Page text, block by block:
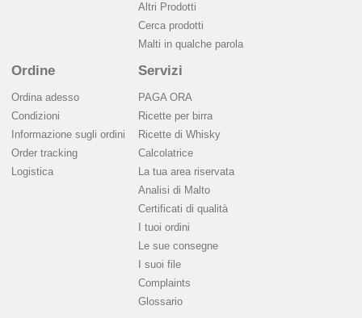
Altri Prodotti
Cerca prodotti
Malti in qualche parola
Ordine
Ordina adesso
Condizioni
Informazione sugli ordini
Order tracking
Logistica
Servizi
PAGA ORA
Ricette per birra
Ricette di Whisky
Calcolatrice
La tua area riservata
Analisi di Malto
Сertificati di qualità
I tuoi ordini
Le sue consegne
I suoi file
Complaints
Glossario